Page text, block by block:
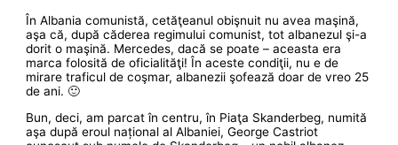
În Albania comunistă, cetăţeanul obişnuit nu avea maşină,
aşa că, după căderea regimului comunist, tot albanezul şi-a
dorit o maşină. Mercedes, dacă se poate – aceasta era
marca folosită de oficialităţi! În aceste condiţii, nu e de
mirare traficul de coşmar, albanezii şofează doar de vreo 25
de ani. 🙂
Bun, deci, am parcat în centru, în Piaţa Skanderbeg, numită
aşa după eroul național al Albaniei, George Castriot